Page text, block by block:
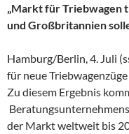
„Markt für Triebwagen
und Großbritannien
Hamburg/Berlin, 4. Juli
für neue
Zu diesem Ergebnis
Beratungsunternehmens
der Markt weltweit bis